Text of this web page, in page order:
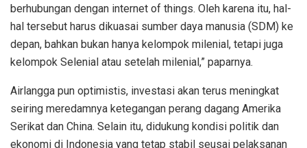
berhubungan dengan internet of things. Oleh karena itu, hal-
hal tersebut harus dikuasai sumber daya manusia (SDM) ke
depan, bahkan bukan hanya kelompok milenial, tetapi juga
kelompok Selenial atau setelah milenial,” paparnya.
Airlangga pun optimistis, investasi akan terus meningkat
seiring meredamnya ketegangan perang dagang Amerika
Serikat dan China. Selain itu, didukung kondisi politik dan
ekonomi di Indonesia yang tetap stabil seusai pelaksanan